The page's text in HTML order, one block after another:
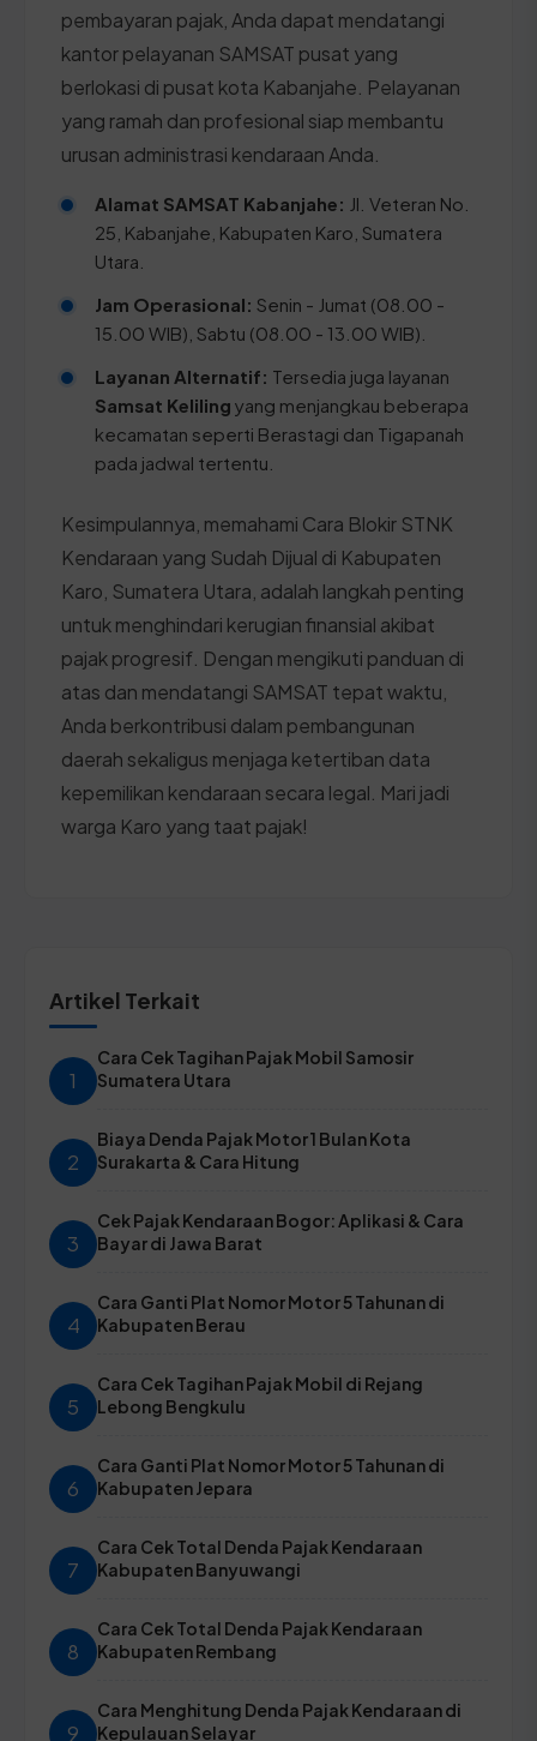
pembayaran pajak, Anda dapat mendatangi
kantor pelayanan SAMSAT pusat yang
berlokasi di pusat kota Kabanjahe. Pelayanan
yang ramah dan profesional siap membantu
urusan administrasi kendaraan Anda.
Alamat SAMSAT Kabanjahe: Jl. Veteran No.
25, Kabanjahe, Kabupaten Karo, Sumatera
Utara.
Jam Operasional: Senin - Jumat (08.00 -
15.00 WIB), Sabtu (08.00 - 13.00 WIB).
Layanan Alternatif: Tersedia juga layanan
Samsat Keliling yang menjangkau beberapa
kecamatan seperti Berastagi dan Tigapanah
pada jadwal tertentu.
Kesimpulannya, memahami Cara Blokir STNK
Kendaraan yang Sudah Dijual di Kabupaten
Karo, Sumatera Utara, adalah langkah penting
untuk menghindari kerugian finansial akibat
pajak progresif. Dengan mengikuti panduan di
atas dan mendatangi SAMSAT tepat waktu,
Anda berkontribusi dalam pembangunan
daerah sekaligus menjaga ketertiban data
kepemilikan kendaraan secara legal. Mari jadi
warga Karo yang taat pajak!
Artikel Terkait
1
Cara Cek Tagihan Pajak Mobil Samosir
Sumatera Utara
2
Biaya Denda Pajak Motor 1 Bulan Kota
Surakarta & Cara Hitung
3
Cek Pajak Kendaraan Bogor: Aplikasi & Cara
Bayar di Jawa Barat
4
Cara Ganti Plat Nomor Motor 5 Tahunan di
Kabupaten Berau
5
Cara Cek Tagihan Pajak Mobil di Rejang
Lebong Bengkulu
6
Cara Ganti Plat Nomor Motor 5 Tahunan di
Kabupaten Jepara
7
Cara Cek Total Denda Pajak Kendaraan
Kabupaten Banyuwangi
8
Cara Cek Total Denda Pajak Kendaraan
Kabupaten Rembang
9
Cara Menghitung Denda Pajak Kendaraan di
Kepulauan Selayar